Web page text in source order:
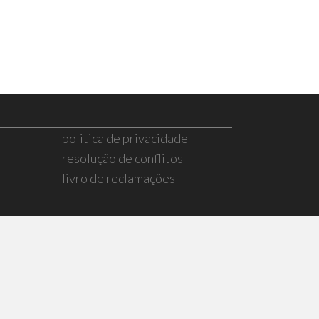
politica de privacidade
resolução de conflitos
livro de reclamações